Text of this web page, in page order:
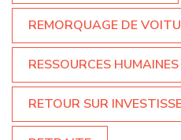
REMORQUAGE DE
RESSOURCES HUMAINES
RETOUR SUR